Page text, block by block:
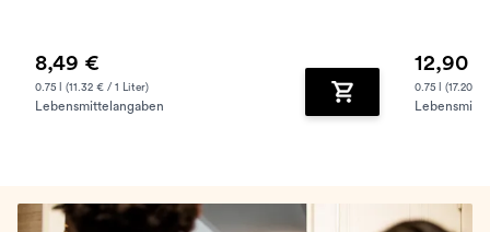
8,49 €
0.75 l (11.32 € / 1 Liter)
Lebensmittelangaben Zum Warenkorb
12,90 €
0.75 l (17.20 €